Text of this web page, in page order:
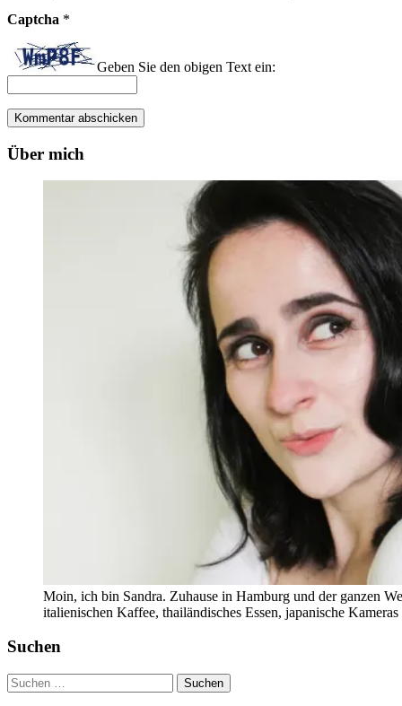
Captcha *
Geben Sie den obigen Text ein:
Über mich
Moin, ich bin Sandra. Zuhause in Hamburg und der ganzen
italienischen Kaffee, thailändisches Essen, japanische
Suchen
Suchen
nach: